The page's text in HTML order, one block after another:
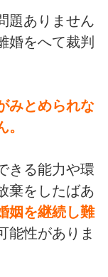
題ありません
婚をへて裁判
みとめられな
きる能力や環
棄をしたばあ
姻を継続し難
能性がありま